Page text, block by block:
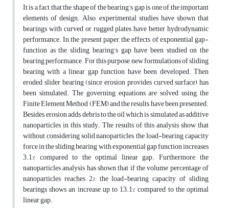
It is a fact that the shape of the bearing’s gap is one of the important
elements of design. Also, experimental studies have shown that
bearings with curved or rugged plates have better hydrodynamic
performance. In the present paper, the effects of exponential gap-
function as the sliding bearing’s gap have been studied on the
bearing performance. For this purpose, new formulations of sliding
bearing with a linear gap function have been developed. Then
eroded slider bearing (since erosion provides curved surface) has
been simulated. The governing equations are solved using the
Finite Element Method (FEM) and the results have been presented.
Besides, erosion adds debris to the oil which is simulated as additive
nanoparticles in this study. The results of this analysis show that
without considering solid nanoparticles, the load-bearing capacity
force in the sliding bearing with exponential gap function increases
3.1% compared to the optimal linear gap. Furthermore, the
nanoparticles analysis has shown that if the volume percentage of
nanoparticles reaches 2%, the load-bearing capacity of sliding
bearings shows an increase up to 13.1% compared to the optimal
linear gap.